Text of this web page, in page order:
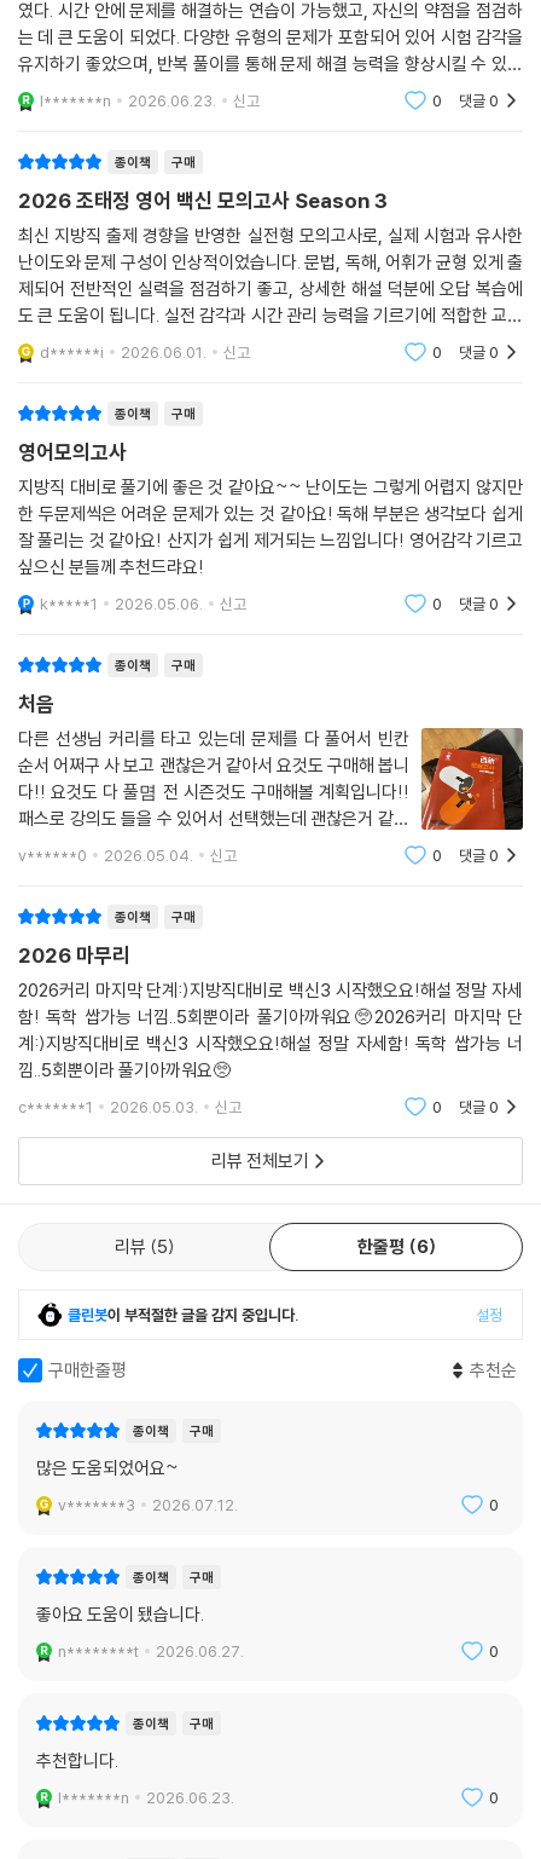
였다. 시간 안에 문제를 해결하는 연습이 가능했고, 자신의 약점을 점검하
는 데 큰 도움이 되었다. 다양한 유형의 문제가 포함되어 있어 시험 감각을
유지하기 좋았으며, 반복 풀이를 통해 문제 해결 능력을 향상시킬 수 있었
다. l*******n 2026.06.23. 신고 0 댓글0
종이책 구매
2026 조태정 영어 백신 모의고사 Season 3
최신 지방직 출제 경향을 반영한 실전형 모의고사로, 실제 시험과 유사한
난이도와 문제 구성이 인상적이었습니다. 문법, 독해, 어휘가 균형 있게 출
제되어 전반적인 실력을 점검하기 좋고, 상세한 해설 덕분에 오답 복습에
도 큰 도움이 됩니다. 실전 감각과 시간 관리 능력을 기르기에 적합한 교재
라고 느꼈습니다.
d******i 2026.06.01. 신고 0 댓글0
종이책 구매
영어모의고사
지방직 대비로 풀기에 좋은 것 같아요~~ 난이도는 그렇게 어렵지 않지만
한 두문제씩은 어려운 문제가 있는 것 같아요! 독해 부분은 생각보다 쉽게
잘 풀리는 것 같아요! 산지가 쉽게 제거되는 느낌입니다! 영어감각 기르고
싶으신 분들께 추천드랴요!
k*****1 2026.05.06. 신고 0 댓글0
종이책 구매
처음
다른 선생님 커리를 타고 있는데 문제를 다 풀어서 빈칸
순서 어쩌구 사 보고 괜찮은거 같아서 요것도 구매해 봅니
다!! 요것도 다 풀몀 전 시즌것도 구매해볼 계획입니다!!
패스로 강의도 들을 수 있어서 선택했는데 괜찮은거 같습
니당 ㅎㅎㅎ 파이팅!
v******0 2026.05.04. 신고 0 댓글0
종이책 구매
2026 마무리
2026커리 마지막 단계:)지방직대비로 백신3 시작했오요!해설 정말 자세
함! 독학 쌉가능 너낌..5회뿐이라 풀기아까워요🥺2026커리 마지막 단
계:)지방직대비로 백신3 시작했오요!해설 정말 자세함! 독학 쌉가능 너
낌..5회뿐이라 풀기아까워요🥺
c*******1 2026.05.03. 신고 0 댓글0
리뷰 전체보기
리뷰 5 한줄평 6
클린봇이 부적절한 글을 감지 중입니다. 설정
구매한줄평 추천순
종이책 구매
많은 도움되었어요~
v*******3 2026.07.12. 0
종이책 구매
좋아요 도움이 됐습니다.
n********t 2026.06.27. 0
종이책 구매
추천합니다.
l*******n 2026.06.23. 0